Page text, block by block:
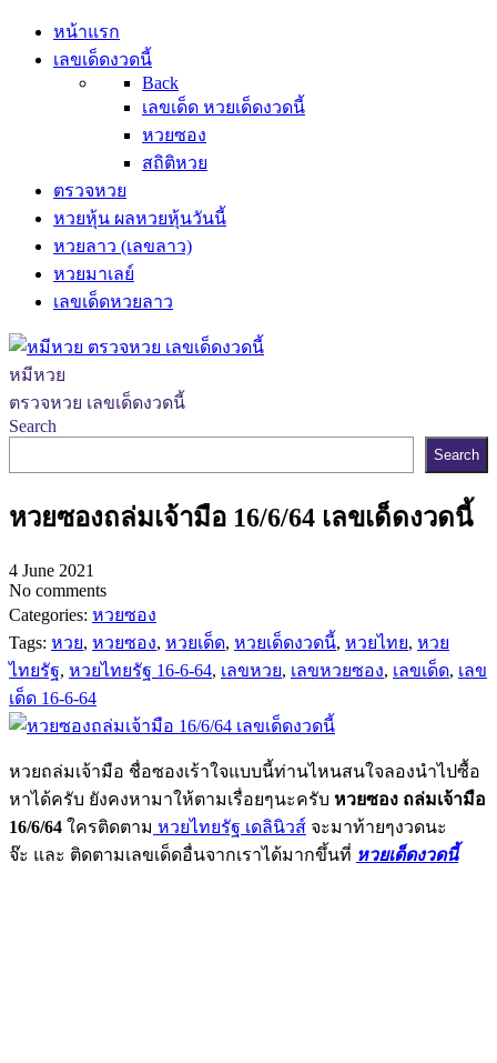
หน้าแรก
เลขเด็ดงวดนี้
Back
เลขเด็ด หวยเด็ดงวดนี้
หวยซอง
สถิติหวย
ตรวจหวย
หวยหุ้น ผลหวยหุ้นวันนี้
หวยลาว (เลขลาว)
หวยมาเลย์
เลขเด็ดหวยลาว
หมีหวย
ตรวจหวย เลขเด็ดงวดนี้
Search
Search
หวยซองถล่มเจ้ามือ 16/6/64 เลขเด็ดงวดนี้
4 June 2021
No comments
Categories: หวยซอง
Tags: หวย, หวยซอง, หวยเด็ด, หวยเด็ดงวดนี้, หวยไทย, หวย
ไทยรัฐ, หวยไทยรัฐ 16-6-64, เลขหวย, เลขหวยซอง, เลขเด็ด, เลข
เด็ด 16-6-64
หวยถล่มเจ้ามือ ชื่อซองเร้าใจแบบนี้ท่านไหนสนใจลองนำไปซื้อ
หาได้ครับ ยังคงหามาให้ตามเรื่อยๆนะครับ หวยซอง ถล่มเจ้ามือ
16/6/64 ใครติดตาม หวยไทยรัฐ เดลินิวส์ จะมาท้ายๆงวดนะ
จ๊ะ และ ติดตามเลขเด็ดอื่นจากเราได้มากขึ้นที่ หวยเด็ดงวดนี้